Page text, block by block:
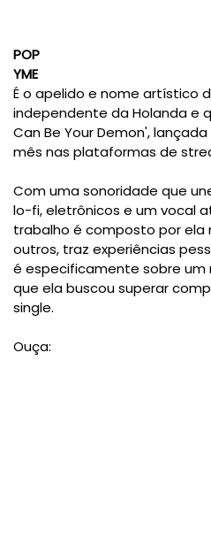
POP
YME
É o apelido e nome artístico
independente da Holanda e
Can Be Your Demon',
mês nas plataformas de
Com uma sonoridade que
lo-fi, eletrônicos e um vocal
trabalho é composto por ela
outros, traz experiências
é especificamente sobre
que ela buscou superar
single.
Ouça: